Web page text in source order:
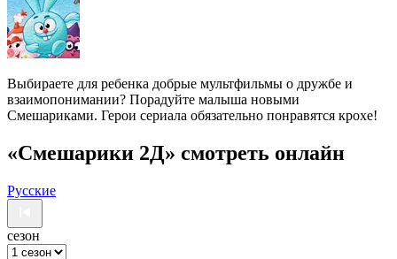
Выбираете для ребенка добрые мультфильмы о дружбе и
взаимопонимании? Порадуйте малыша новыми
Смешариками. Герои сериала обязательно понравятся крохе!
«Смешарики 2Д» смотреть онлайн
Русские
сезон